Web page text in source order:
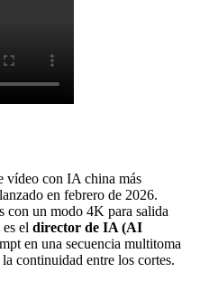
vídeo con IA china más
en febrero de 2026.
con un modo 4K para salida
el director de IA (AI
en una secuencia multitoma
continuidad entre los cortes.